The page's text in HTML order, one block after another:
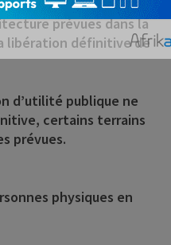
par les propriétaires
prévues dans la
libération définitive de
d’utilité publique ne
certains terrains
prévues.
physiques en